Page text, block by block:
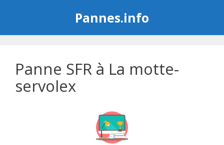
Pannes.info
Panne SFR à La motte-
servolex